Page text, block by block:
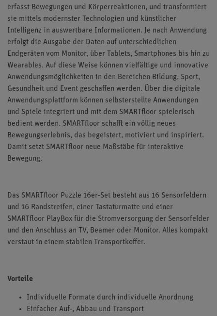
erfasst Bewegungen und Körperreaktionen, und transformiert
sie mittels modernster Technologien und künstlicher
Intelligenz in auswertbare Informationen. Je nach Anwendung
erfolgt die Ausgabe der Daten auf unterschiedlichen
Endgeräten vom Monitor, über Tablets, Smartphones bis hin zu
Wearables. Auf diese Weise können vielfältige und innovative
Anwendungsmöglichkeiten in den Bereichen Bildung, Sport,
Gesundheit und Event geschaffen werden. Über die digitale
Anwendungsplattform können selbsterstellte Anwendungen
und Spiele integriert und mit dem SMARTfloor spielerisch
bedient werden. SMARTfloor schafft ein völlig neues
Bewegungserlebnis, das begeistert, motiviert und inspiriert.
Damit setzt SMARTfloor neue Maßstäbe für interaktive
Bewegung.
Das SMARTfloor Puzzle 16er-Set besteht aus 16 Sensorfeldern
und 16 Randstreifen, einer Tastaturmatte und einer
SMARTfloor PlayBox für die Stromversorgung der Sensorfelder
und den Anschluss an TV, Beamer oder Monitor. Alles kompakt
verstaut in einem stabilen Transportkoffer.
Vorteile
Individuelle Formate durch individuelle Anordnung
Einfacher Auf-, Abbau und Transport